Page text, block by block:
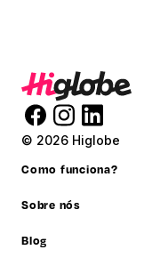
© 2026 Higlobe
Como funciona?
Sobre nós
Blog